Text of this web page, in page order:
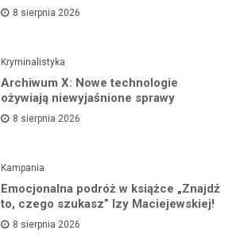
8 sierpnia 2026
Kryminalistyka
Archiwum X: Nowe technologie
ożywiają niewyjaśnione sprawy
8 sierpnia 2026
Kampania
Emocjonalna podróż w książce „Znajdź
to, czego szukasz” Izy Maciejewskiej!
8 sierpnia 2026